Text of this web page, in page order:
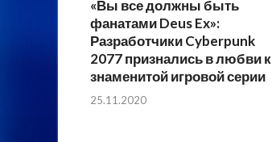
«Вы все должны быть
фанатами Deus Ex»:
Разработчики Cyberpunk
2077 признались в любви к
знаменитой игровой серии
25.11.2020